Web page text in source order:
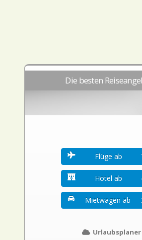
Die besten
Flüge ab
Hotel ab
Mietwagen ab
Urlaubsplaner